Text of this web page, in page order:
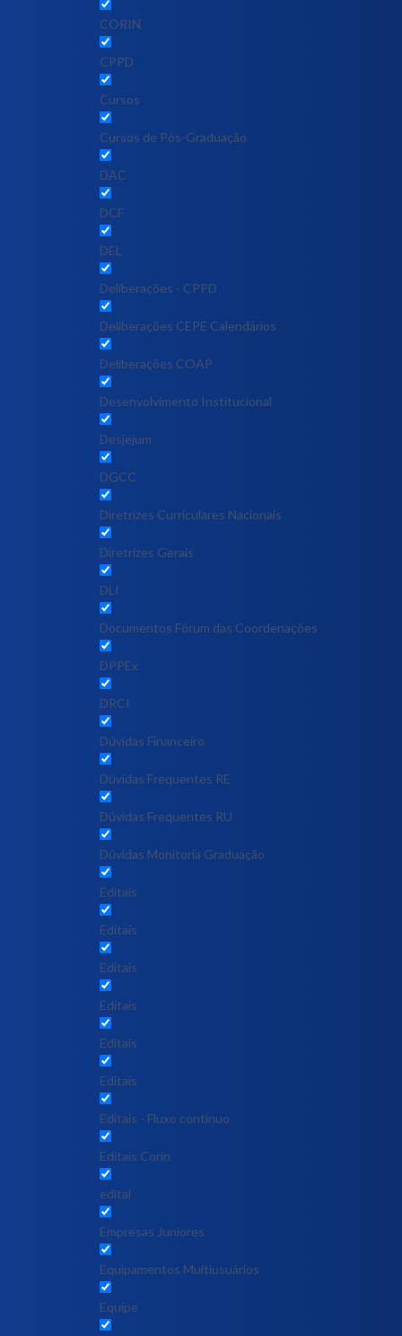
CORIN
CPPD
Cursos
Cursos de Pós-Graduação
DAC
DCF
DEL
Deliberações - CPPD
Deliberações CEPE Calendários
Deliberações COAP
Desenvolvimento Institucional
Desjejum
DGCC
Diretrizes Curriculares Nacionais
Diretrizes Gerais
DLI
Documentos Fórum das Coordenações
DPPEx
DRCI
Dúvidas Financeiro
Dúvidas Frequentes RE
Dúvidas Frequentes RU
Dúvidas Monitoria Graduação
Editais
Editais
Editais
Editais
Editais
Editais
Editais - Fluxo contínuo
Editais Corin
edital
Empresas Juniores
Equipamentos Multiusuários
Equipe